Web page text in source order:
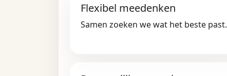
Flexibel meedenken
Samen zoeken we wat het beste past.